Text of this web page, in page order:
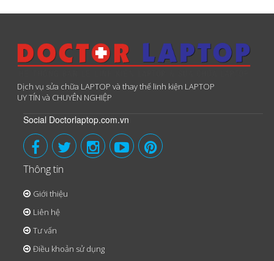
Dịch vụ sửa chữa LAPTOP và thay thế linh kiện LAPTOP
UY TÍN và CHUYÊN NGHIỆP
Social Doctorlaptop.com.vn
Thông tin
Giới thiệu
Liên hệ
Tư vấn
Điều khoản sử dụng